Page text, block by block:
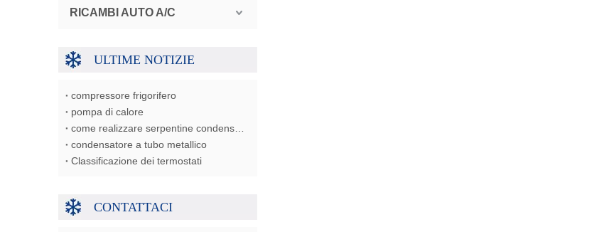
RICAMBI AUTO A/C
ULTIME NOTIZIE
compressore frigorifero
pompa di calore
condensatore a tubo metallico
Classificazione dei termostati
CONTATTACI